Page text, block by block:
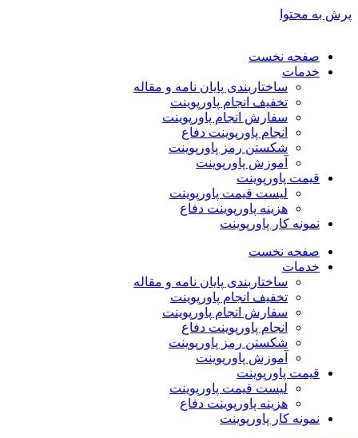
پرش به محتوا
صفحه نخست
خدمات
ساختاربندی پایان نامه و مقاله
تخفیف انجام پاورپوینت
سفارش انجام پاورپوینت
انجام پاورپوینت دفاع
شکستن رمز پاورپوینت
آموزش پاورپوینت
قیمت پاورپوینت
لیست قیمت پاورپوینت
هزینه پاورپوینت دفاع
نمونه کار پاورپوینت
صفحه نخست
خدمات
ساختاربندی پایان نامه و مقاله
تخفیف انجام پاورپوینت
سفارش انجام پاورپوینت
انجام پاورپوینت دفاع
شکستن رمز پاورپوینت
آموزش پاورپوینت
قیمت پاورپوینت
لیست قیمت پاورپوینت
هزینه پاورپوینت دفاع
نمونه کار پاورپوینت